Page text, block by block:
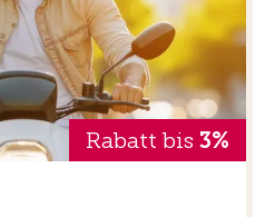
Rabatt bis 3%